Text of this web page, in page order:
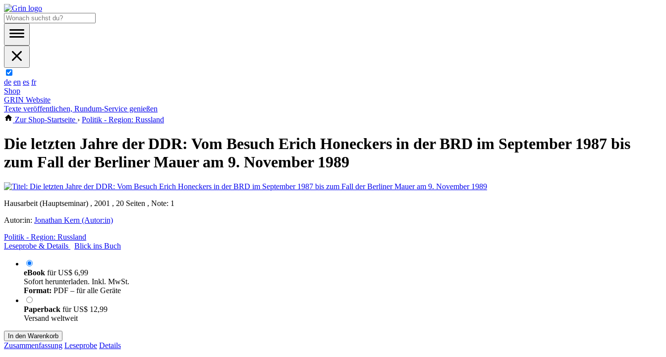
de en es fr
Shop
GRIN Website
Texte veröffentlichen, Rundum-Service genießen
Zur Shop-Startseite › Politik - Region: Russland
Die letzten Jahre der DDR: Vom Besuch Erich Honeckers in der BRD im September 1987 bis
zum Fall der Berliner Mauer am 9. November 1989
Hausarbeit (Hauptseminar) , 2001 , 20 Seiten , Note: 1
Autor:in: Jonathan Kern (Autor:in)
Politik - Region: Russland
Leseprobe & Details
Blick ins Buch
eBook fürUS$ 6,99
Sofort herunterladen. Inkl. MwSt.
Format: PDF – für alle Geräte
Paperback fürUS$ 12,99
Versand weltweit
In den Warenkorb
Zusammenfassung Leseprobe Details